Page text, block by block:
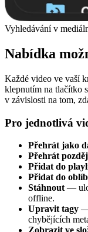
Vyhledávání v
Nabídka
Každé video ve vaší
klepnutím na tlačítko
v závislosti na tom,
Pro jednotlivá
Přehrát jako
Přehrát
Přidat do
Přidat do
Stáhnout —
offline.
Upravit tagy —
chybějících